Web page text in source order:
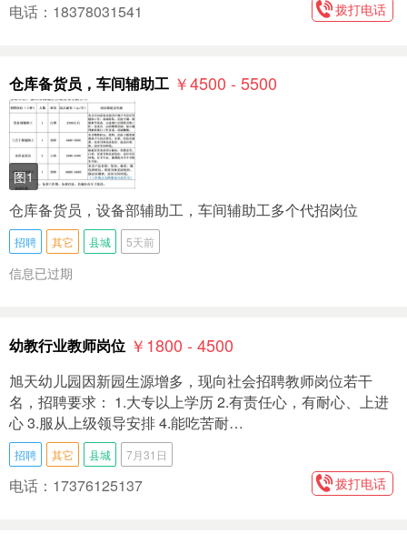
电话：18378031541 拨打电话
仓库备货员，车间辅助工 ￥4500 - 5500
图1
仓库备货员，设备部辅助工，车间辅助工多个代招岗位
招聘 其它 县城 5天前
信息已过期
幼教行业教师岗位 ￥1800 - 4500
旭天幼儿园因新园生源增多，现向社会招聘教师岗位若干
名，招聘要求： 1.大专以上学历 2.有责任心，有耐心、上进
心 3.服从上级领导安排 4.能吃苦耐…
招聘 其它 县城 7月31日
电话：17376125137 拨打电话